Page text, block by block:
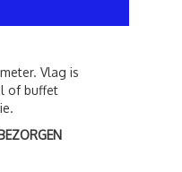
Vlag is
of buffet